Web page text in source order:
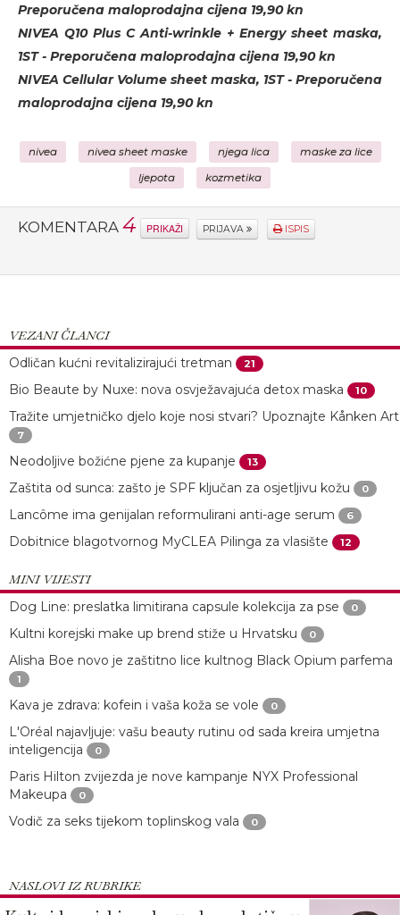
Preporučena maloprodajna cijena 19,90 kn
NIVEA Q10 Plus C Anti-wrinkle + Energy sheet maska,
1ST - Preporučena maloprodajna cijena 19,90 kn
NIVEA Cellular Volume sheet maska, 1ST - Preporučena
maloprodajna cijena 19,90 kn
nivea nivea sheet maske njega lica maske za lice
ljepota kozmetika
KOMENTARA 4 PRIKAŽI PRIJAVA ISPIS
VEZANI ČLANCI
Odličan kućni revitalizirajući tretman
21
Bio Beaute by Nuxe: nova osvježavajuća detox maska 10
Tražite umjetničko djelo koje nosi stvari? Upoznajte Kånken Art
7
Neodoljive božićne pjene za kupanje 13
Zaštita od sunca: zašto je SPF ključan za osjetljivu kožu 0
Lancôme ima genijalan reformulirani anti-age serum 6
Dobitnice blagotvornog MyCLEA Pilinga za vlasište 12
MINI VIJESTI
Dog Line: preslatka limitirana capsule kolekcija za pse
0
Kultni korejski make up brend stiže u Hrvatsku 0
Alisha Boe novo je zaštitno lice kultnog Black Opium parfema
1
Kava je zdrava: kofein i vaša koža se vole 0
L'Oréal najavljuje: vašu beauty rutinu od sada kreira umjetna
inteligencija
0
Paris Hilton zvijezda je nove kampanje NYX Professional
Makeupa
0
Vodič za seks tijekom toplinskog vala 0
NASLOVI IZ RUBRIKE